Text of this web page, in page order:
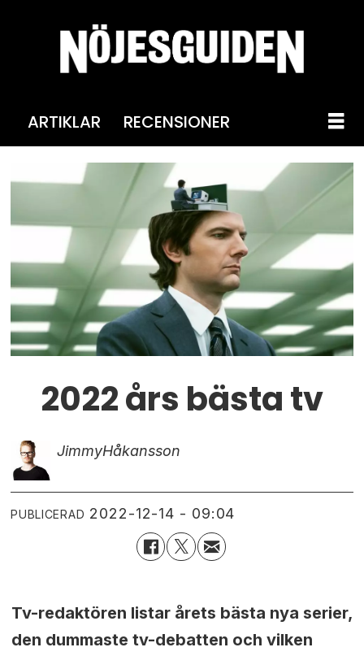
ARTIKLAR RECENSIONER
2022 års bästa tv
JimmyHåkansson
PUBLICERAD 2022-12-14 - 09:04
Tv-redaktören listar årets bästa nya serier,
den dummaste tv-debatten och vilken